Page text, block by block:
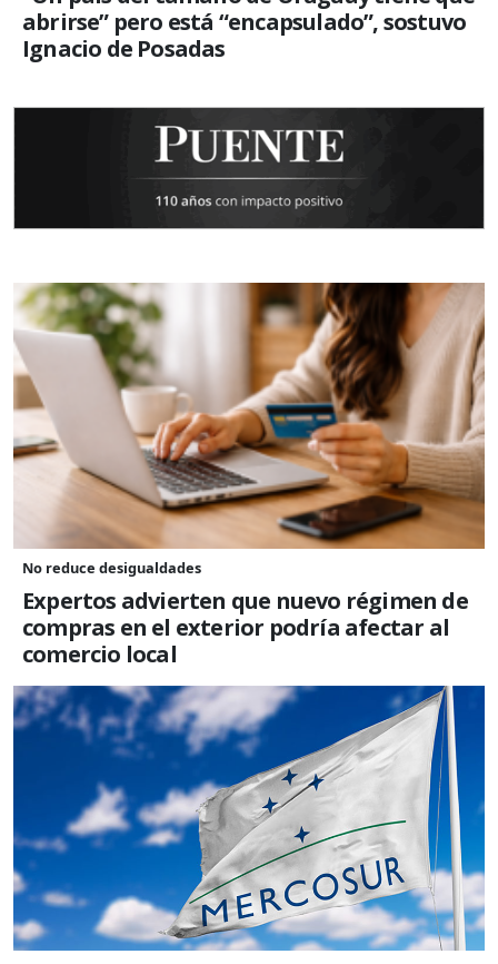
abrirse” pero está “encapsulado”, sostuvo
Ignacio de Posadas
No reduce desigualdades
Expertos advierten que nuevo régimen de
compras en el exterior podría afectar al
comercio local